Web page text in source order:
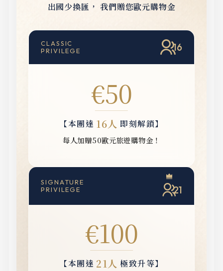
出國少換匯， 我們贈您歐元購物金
CLASSIC
PRIVILEGE
16
€50
【本團達 16人 即刻解鎖】
每人加贈50歐元旅遊購物金！
SIGNATURE
PRIVILEGE
21
€100
【本團達 21人 極致升等】